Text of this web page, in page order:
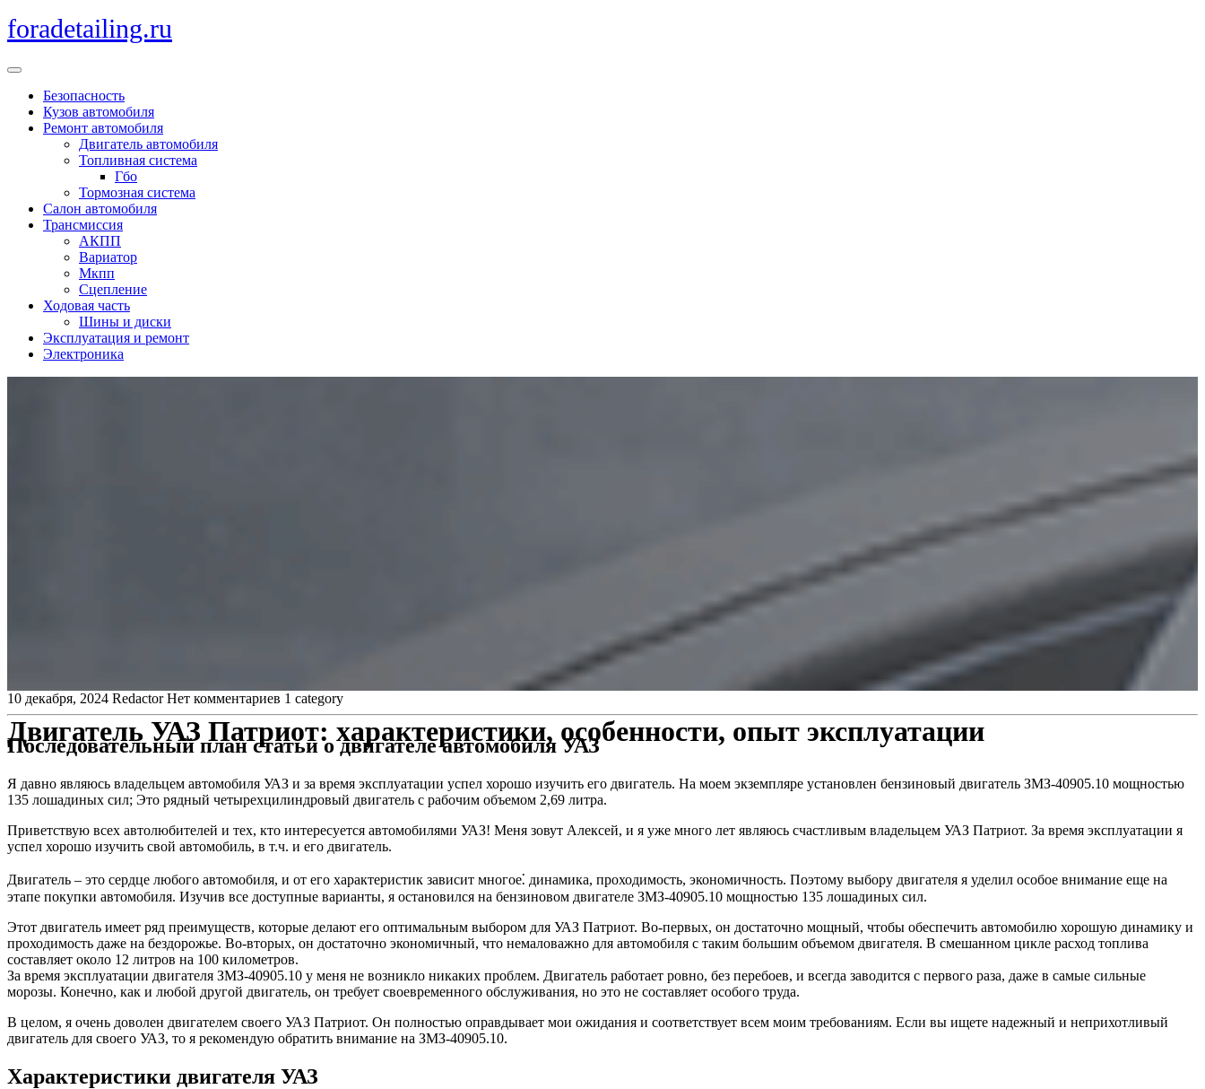
Перейти
к
foradetailing.ru
Кнопка
ОткрытьБезопасность
Кузов автомобиля
Ремонт автомобиля
Двигатель автомобиля
Топливная система
Гбо
Тормозная система
Салон автомобиля
Трансмиссия
АКПП
Вариатор
Мкпп
Сцепление
Ходовая часть
Шины и диски
Эксплуатация и ремонт
Электроника
Двигатель УАЗ Патриот: характеристики, особенности, опыт эксплуатации
10 декабря, 2024 Redactor Нет комментариев 1 category
Последовательный план статьи о двигателе автомобиля УАЗ
Я давно являюсь владельцем автомобиля УАЗ и за время эксплуатации успел хорошо изучить его двигатель. На моем экземпляре установлен бензиновый двигатель ЗМЗ-40905.10 мощностью
135 лошадиных сил; Это рядный четырехцилиндровый двигатель с рабочим объемом 2,69 литра.
Приветствую всех автолюбителей и тех, кто интересуется автомобилями УАЗ! Меня зовут Алексей, и я уже много лет являюсь счастливым владельцем УАЗ Патриот. За время эксплуатации я
успел хорошо изучить свой автомобиль, в т.ч. и его двигатель.
Двигатель – это сердце любого автомобиля, и от его характеристик зависит многое⁚ динамика, проходимость, экономичность. Поэтому выбору двигателя я уделил особое внимание еще на
этапе покупки автомобиля. Изучив все доступные варианты, я остановился на бензиновом двигателе ЗМЗ-40905.10 мощностью 135 лошадиных сил.
Этот двигатель имеет ряд преимуществ, которые делают его оптимальным выбором для УАЗ Патриот. Во-первых, он достаточно мощный, чтобы обеспечить автомобилю хорошую динамику и
проходимость даже на бездорожье. Во-вторых, он достаточно экономичный, что немаловажно для автомобиля с таким большим объемом двигателя. В смешанном цикле расход топлива
составляет около 12 литров на 100 километров.
За время эксплуатации двигателя ЗМЗ-40905.10 у меня не возникло никаких проблем. Двигатель работает ровно, без перебоев, и всегда заводится с первого раза, даже в самые сильные
морозы. Конечно, как и любой другой двигатель, он требует своевременного обслуживания, но это не составляет особого труда.
В целом, я очень доволен двигателем своего УАЗ Патриот. Он полностью оправдывает мои ожидания и соответствует всем моим требованиям. Если вы ищете надежный и неприхотливый
двигатель для своего УАЗ, то я рекомендую обратить внимание на ЗМЗ-40905.10.
Характеристики двигателя УАЗ